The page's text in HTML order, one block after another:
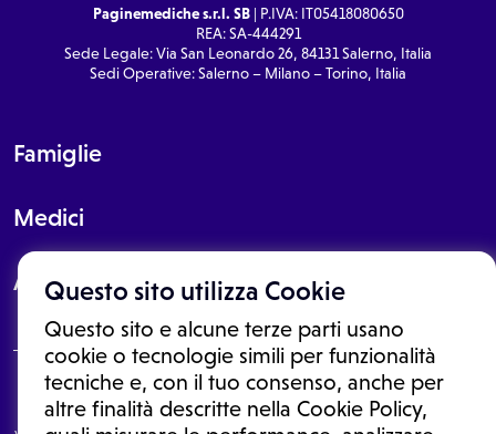
Questo sito utilizza Cookie
Questo sito e alcune terze parti usano
cookie o tecnologie simili per funzionalità
tecniche e, con il tuo consenso, anche per
altre finalità descritte nella Cookie Policy,
Paginemediche s.r.l. SB| P.IVA: IT05418080650
REA: SA-444291
Sede Legale: Via San Leonardo 26, 84131 Salerno, Italia
Sedi Operative: Salerno – Milano – Torino, Italia
Famiglie
Medici
About
Le informazioni proposte in questo sito non sono un consulto medico.
In nessun caso, queste informazioni sostituiscono un consulto, una